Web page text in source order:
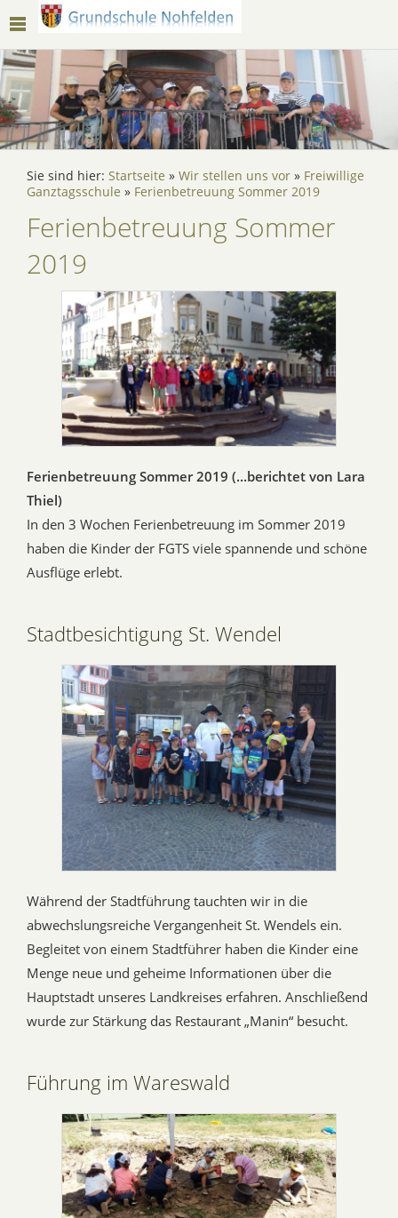
Sie sind hier: Startseite » Wir stellen uns vor » Freiwillige
Ganztagsschule » Ferienbetreuung Sommer 2019
Ferienbetreuung Sommer
2019
Ferienbetreuung Sommer 2019 (...berichtet von Lara
Thiel)
In den 3 Wochen Ferienbetreuung im Sommer 2019
haben die Kinder der FGTS viele spannende und schöne
Ausflüge erlebt.
Stadtbesichtigung St. Wendel
Während der Stadtführung tauchten wir in die
abwechslungsreiche Vergangenheit St. Wendels ein.
Begleitet von einem Stadtführer haben die Kinder eine
Menge neue und geheime Informationen über die
Hauptstadt unseres Landkreises erfahren. Anschließend
wurde zur Stärkung das Restaurant „Manin“ besucht.
Führung im Wareswald